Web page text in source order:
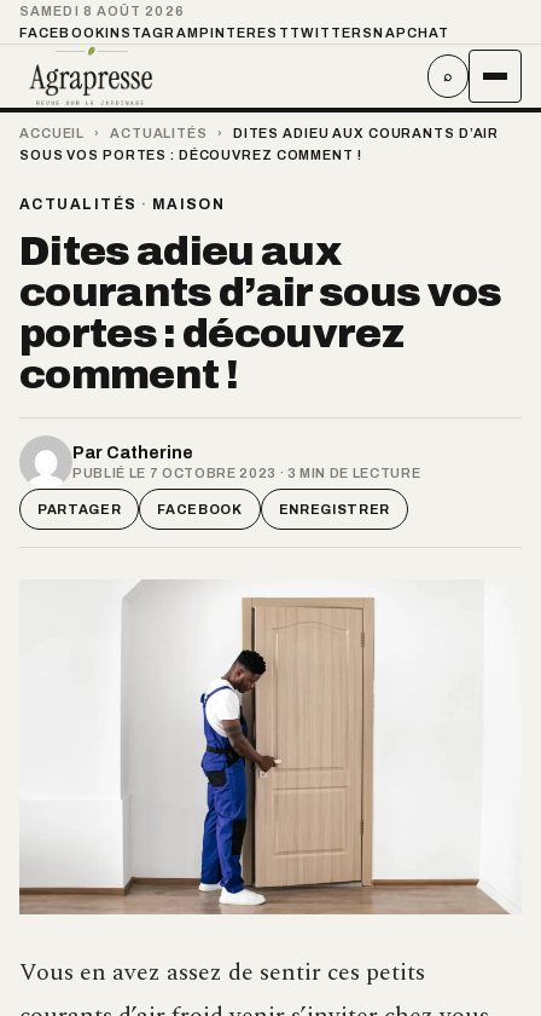
SAMEDI 8 AOÛT 2026
FACEBOOKINSTAGRAMPINTEREST TWITTER SNAPCHAT
⌕
ACCUEIL › ACTUALITÉS ›
DITES ADIEU AUX COURANTS D’AIR
SOUS VOS PORTES : DÉCOUVREZ COMMENT !
ACTUALITÉS · MAISON
Dites adieu aux
courants d’air sous vos
portes : découvrez
comment !
Par Catherine
PUBLIÉ LE 7 OCTOBRE 2023 · 3 MIN DE LECTURE
PARTAGER FACEBOOK ENREGISTRER
Vous en avez assez de sentir ces petits